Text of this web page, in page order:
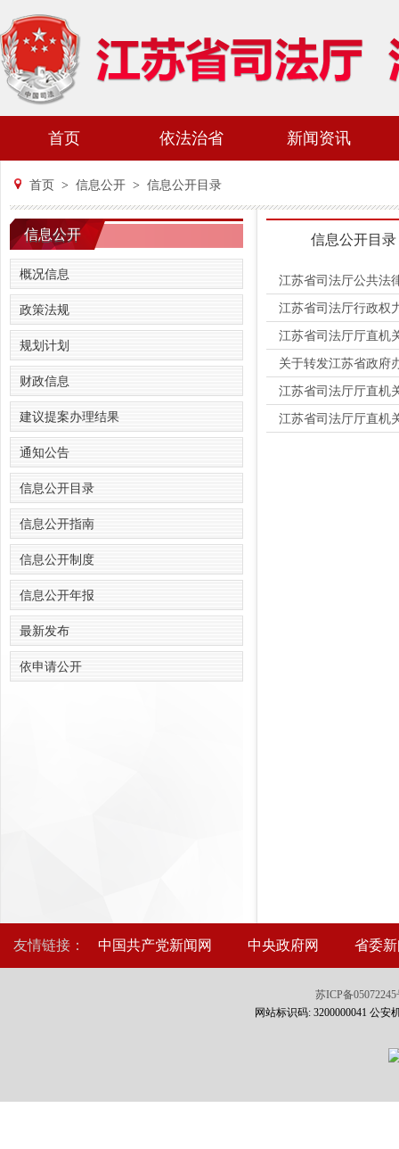
首页 依法治省 新闻资讯
首页 > 信息公开 > 信息公开目录
信息公开
概况信息
政策法规
规划计划
财政信息
建议提案办理结果
通知公告
信息公开目录
信息公开指南
信息公开制度
信息公开年报
最新发布
依申请公开
信息公开目录
江苏省司法厅公共法
江苏省司法厅行政权
江苏省司法厅厅直机
关于转发江苏省政府
江苏省司法厅厅直机
江苏省司法厅厅直机
友情链接： 中国共产党新闻网 中央政府网 省委
苏ICP备05072245
网站标识码: 3200000041 公安